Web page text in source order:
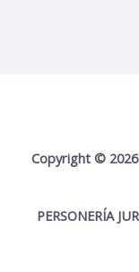
Copyright © 2026
PERSONERÍA